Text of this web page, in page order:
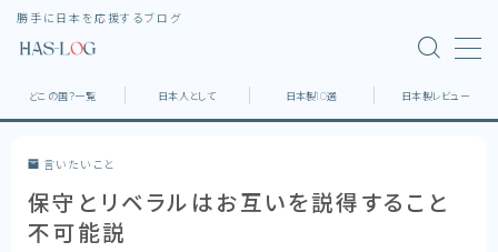
勝手に日本を応援するブログ
どこの国？一覧
どこの国？一覧 日本人として 日本製10選 日本製レビュー
言いたいこと
保守とリベラルはお互いを説得すること
不可能説